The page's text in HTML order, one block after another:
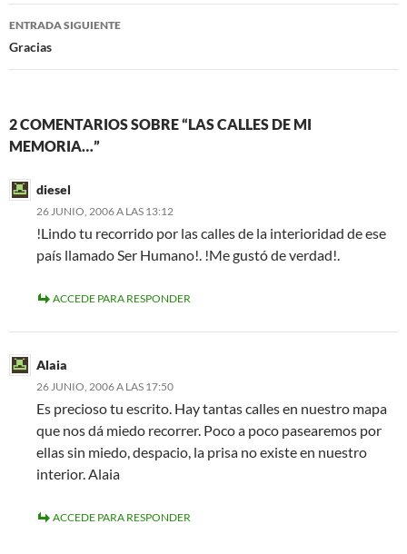
entradas
ENTRADA SIGUIENTE
Gracias
2 COMENTARIOS SOBRE “LAS CALLES DE MI
MEMORIA…”
diesel
26 JUNIO, 2006 A LAS 13:12
!Lindo tu recorrido por las calles de la interioridad de ese
país llamado Ser Humano!. !Me gustó de verdad!.
ACCEDE PARA RESPONDER
Alaia
26 JUNIO, 2006 A LAS 17:50
Es precioso tu escrito. Hay tantas calles en nuestro mapa
que nos dá miedo recorrer. Poco a poco pasearemos por
ellas sin miedo, despacio, la prisa no existe en nuestro
interior. Alaia
ACCEDE PARA RESPONDER